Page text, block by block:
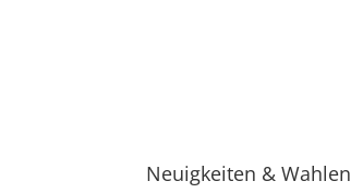
Neuigkeiten & Wahlen